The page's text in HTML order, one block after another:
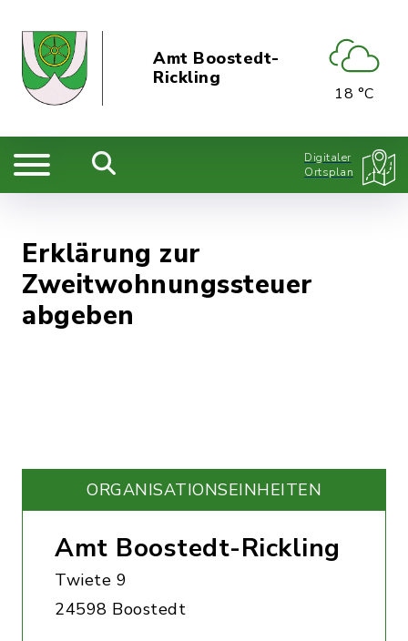
Amt Boostedt-
Rickling
18 °C
Digitaler
Ortsplan
Erklärung zur
Zweitwohnungssteuer
abgeben
ORGANISATIONS­EINHEITEN
Amt Boostedt-Rickling
Twiete 9
24598 Boostedt